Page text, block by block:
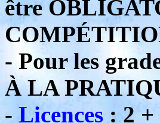
être
- Pour les
À LA
- Licences : 2 +